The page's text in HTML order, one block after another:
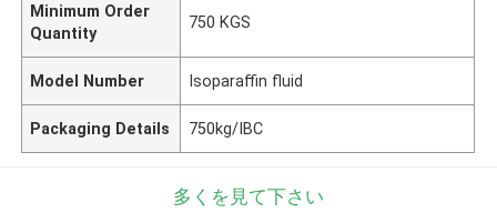
Minimum Order
Quantity
750 KGS
Model Number Isoparaffin fluid
Packaging Details 750kg/IBC
多くを見て下さい